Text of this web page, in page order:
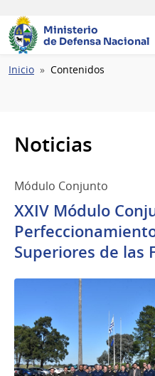
Ministerio
de Defensa Nacional
Ruta
Inicio Contenidos
Noticias
Módulo Conjunto
XXIV Módulo
Superiores de las